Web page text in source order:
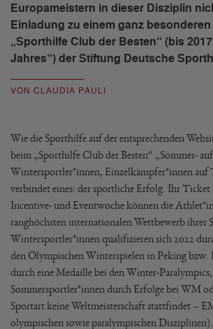
Europameistern in dieser Disziplin
Einladung zu einem ganz
„Sporthilfe Club der Besten“ (bis
Jahres“) der Stiftung Deutsche
VON CLAUDIA PAULI
Wie die Sporthilfe auf der entsprechenden
beim „Sporthilfe Club der Besten“ „Sommer- auf
Wintersportler*innen, Einzelkämpfer*innen auf
verbindet eines: der sportliche Erfolg. Ihr Ticket
Incentive- und Eventwoche können die
ranghöchsten internationalen Wettbewerb ihrer
Wintersportler*innen qualifizieren sich 2022
den Olympischen Winterspielen in Peking bzw.
durch eine Medaille bei den Winter-Paralympics,
Sommersportler*innen durch Erfolge bei WM
Sportart keine Weltmeisterschaft stattfindet –
olympischen sowie paralympischen